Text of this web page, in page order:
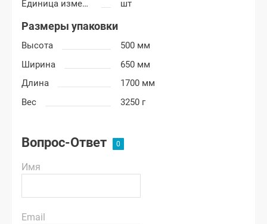
Единица измерения
шт
Размеры упаковки
Высота
500 мм
Ширина
650 мм
Длина
1700 мм
Вес
3250 г
Вопрос-Ответ
Имя
Email